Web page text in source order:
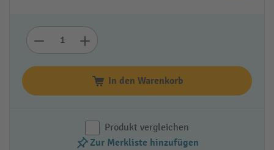
In den Warenkorb
Produkt vergleichen
Zur Merkliste hinzufügen